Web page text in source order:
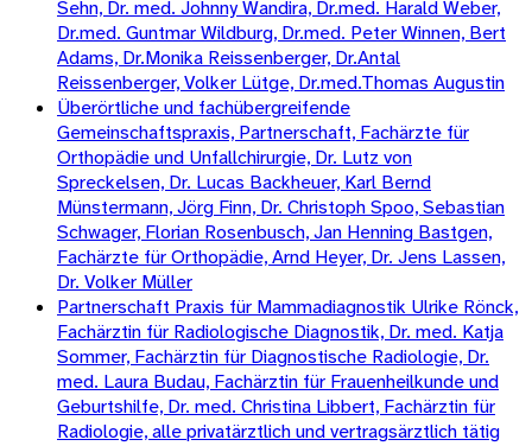
Sehn, Dr. med. Johnny Wandira, Dr.med. Harald Weber,
Dr.med. Guntmar Wildburg, Dr.med. Peter Winnen, Bert
Adams, Dr.Monika Reissenberger, Dr.Antal
Reissenberger, Volker Lütge, Dr.med.Thomas Augustin
Überörtliche und fachübergreifende
Gemeinschaftspraxis, Partnerschaft, Fachärzte für
Orthopädie und Unfallchirurgie, Dr. Lutz von
Spreckelsen, Dr. Lucas Backheuer, Karl Bernd
Münstermann, Jörg Finn, Dr. Christoph Spoo, Sebastian
Schwager, Florian Rosenbusch, Jan Henning Bastgen,
Fachärzte für Orthopädie, Arnd Heyer, Dr. Jens Lassen,
Dr. Volker Müller
Partnerschaft Praxis für Mammadiagnostik Ulrike Rönck,
Fachärztin für Radiologische Diagnostik, Dr. med. Katja
Sommer, Fachärztin für Diagnostische Radiologie, Dr.
med. Laura Budau, Fachärztin für Frauenheilkunde und
Geburtshilfe, Dr. med. Christina Libbert, Fachärztin für
Radiologie, alle privatärztlich und vertragsärztlich tätig